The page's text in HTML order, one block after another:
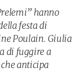
hanno
festa di
Poulain. Giulia
di fuggire a
anticipa